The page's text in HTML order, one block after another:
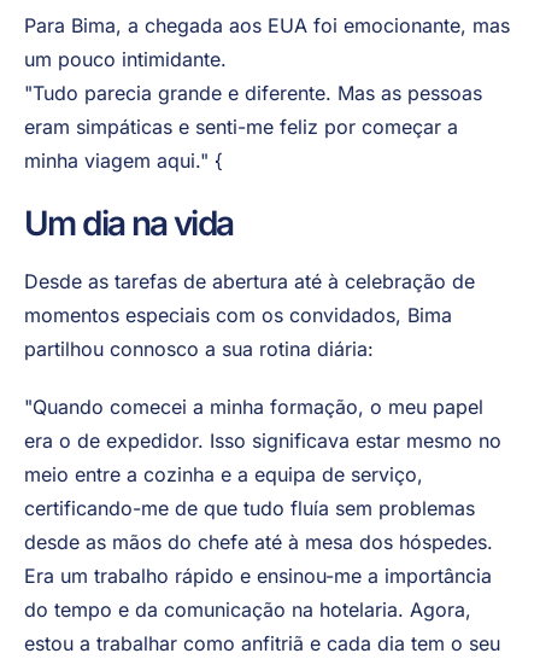
Para Bima, a chegada aos EUA foi emocionante, mas
um pouco intimidante.
"Tudo parecia grande e diferente. Mas as pessoas
eram simpáticas e senti-me feliz por começar a
minha viagem aqui." {
Um dia na vida
Desde as tarefas de abertura até à celebração de
momentos especiais com os convidados, Bima
partilhou connosco a sua rotina diária:
"Quando comecei a minha formação, o meu papel
era o de expedidor. Isso significava estar mesmo no
meio entre a cozinha e a equipa de serviço,
certificando-me de que tudo fluía sem problemas
desde as mãos do chefe até à mesa dos hóspedes.
Era um trabalho rápido e ensinou-me a importância
do tempo e da comunicação na hotelaria. Agora,
estou a trabalhar como anfitriã e cada dia tem o seu